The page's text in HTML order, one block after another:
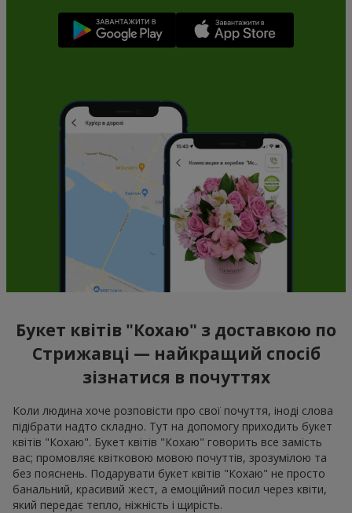
Букет квітів "Кохаю" з доставкою по
Стрижавці — найкращий спосіб
зізнатися в почуттях
Коли людина хоче розповісти про свої почуття, іноді слова
підібрати надто складно. Тут на допомогу приходить букет
квітів "Кохаю". Букет квітів "Кохаю" говорить все замість
вас; промовляє квітковою мовою почуттів, зрозумілою та
без пояснень. Подарувати букет квітів "Кохаю" не просто
банальний, красивий жест, а емоційний посил через квіти,
який передає тепло, ніжність і щирість.